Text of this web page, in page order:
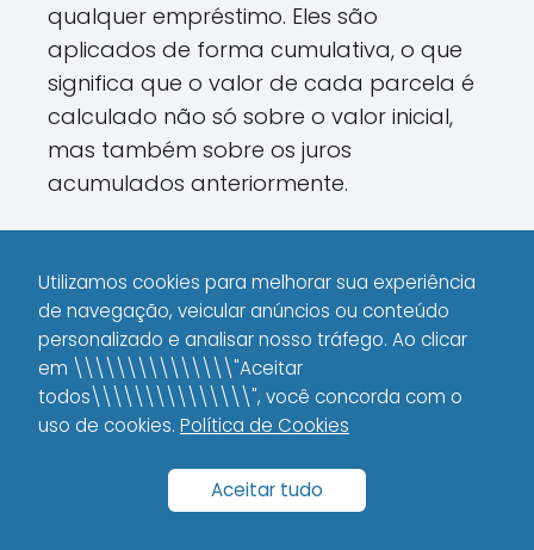
qualquer empréstimo. Eles são
aplicados de forma cumulativa, o que
significa que o valor de cada parcela é
calculado não só sobre o valor inicial,
mas também sobre os juros
acumulados anteriormente.
Essa dinâmica pode fazer com que,
com o passar do tempo, você acabe
pagando quase o dobro do valor
originalmente emprestado, se não
houver um controle rigoroso dos prazos
e condições.
Você já se deu conta de como os juros
compostos podem transformar uma
Utilizamos cookies para melhorar sua experiência
de navegação, veicular anúncios ou conteúdo
personalizado e analisar nosso tráfego. Ao clicar
em \\\\\\\\\\\\\\\"Aceitar
todos\\\\\\\\\\\\\\\", você concorda com o
uso de cookies. Política de Cookies
Aceitar tudo